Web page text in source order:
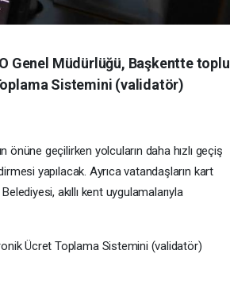
Genel Müdürlüğü, Başkentte toplu
Sistemini (validatör)
önüne geçilirken yolcuların daha hızlı geçiş
yapılacak. Ayrıca vatandaşların kart
akıllı kent uygulamalarıyla
Ücret Toplama Sistemini (validatör)